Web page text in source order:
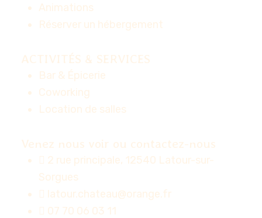
Animations
Réserver un hébergement
ACTIVITÉS & SERVICES
Bar & Épicerie
Coworking
Location de salles
Venez nous voir ou contactez-nous
2 rue principale, 12540 Latour-sur-
Sorgues
latour.chateau@orange.fr
07 70 06 03 11